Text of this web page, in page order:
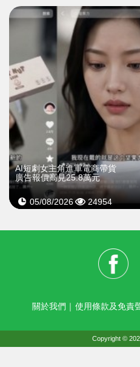
AI短劇女主角進軍電商帶貨
廣告報價高見25.8萬元
05/08/2026 24954
關於我們 ｜ 使用條款及免責
Copyright ©